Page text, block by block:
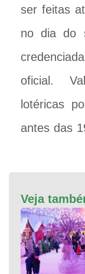
ser feitas
no dia do
oficial.
lotéricas
antes das
Veja